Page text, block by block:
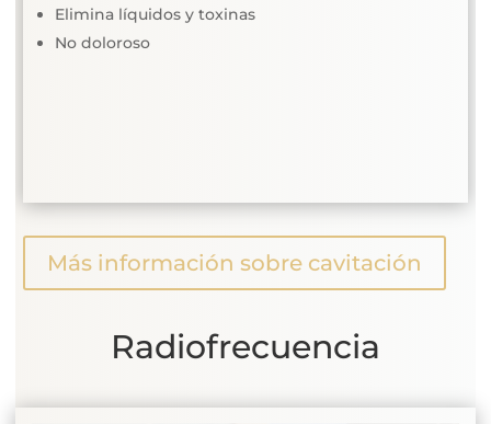
Elimina líquidos y toxinas
No doloroso
Más información sobre cavitación
Radiofrecuencia